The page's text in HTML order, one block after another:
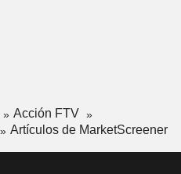
Acción FTV
Artículos de MarketScreener